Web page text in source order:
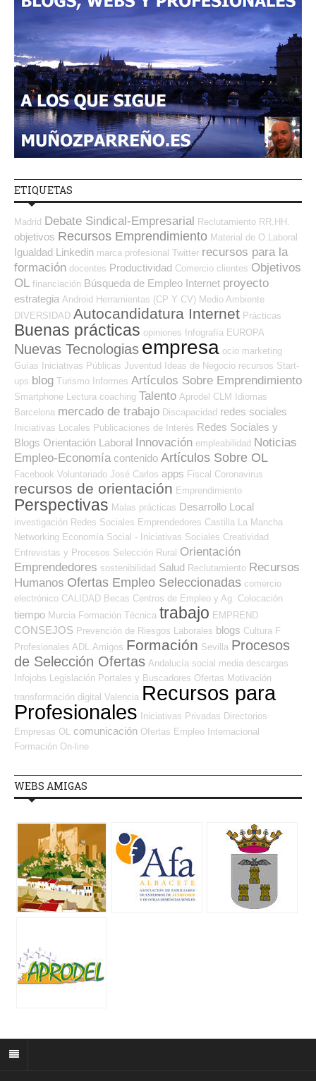
ETIQUETAS
Madrid Debate Sindical-Empresarial Reclutamiento RR.HH.
objetivos Recursos Emprendimiento Material de O.Laboral
Igualdad Linkedin marca profesional Twitter recursos para la
formación docentes Productividad Comercio clientes Objetivos
OL financiación Búsqueda de Empleo Internet proyecto
estrategia Android Herramientas (CP Y CV) Medio Ambiente
DIVERSIDAD Autocandidatura Internet Prácticas
Buenas prácticas opiniones Infografía EUROPA
Nuevas Tecnologias empresa ocio marketing
Guías Iniciativas Públicas Juventud Ideas de Negocio recursos Start-
ups blog Turismo Informes Artículos Sobre Emprendimiento
Smartphone Lectura coaching Talento Aprodel CLM Idiomas
Barcelona mercado de trabajo Discapacidad redes sociales
Iniciativas Locales Publicaciones de Interés Redes Sociales y
Blogs Orientación Laboral Innovación empleabilidad Noticias
Empleo-Economía contenido Artículos Sobre OL
Facebook Voluntariado José Carlos apps Fiscal Coronavirus
recursos de orientación Emprendimiento
Perspectivas Malas prácticas Desarrollo Local
investigación Redes Sociales Emprendedores Castilla La Mancha
Networking Economía Social - Iniciativas Sociales Creatividad
Entrevistas y Procesos Selección Rural Orientación
Emprendedores sostenibilidad Salud Reclutamiento Recursos
Humanos Ofertas Empleo Seleccionadas comercio
electrónico CALIDAD Becas Centros de Empleo y Ag. Colocación
tiempo Murcia Formación Técnica trabajo EMPREND
CONSEJOS Prevención de Riesgos Laborales blogs Cultura F
Profesionales ADL
Amigos Formación Sevilla Procesos
de Selección Ofertas Andalucía social media descargas
Infojobs Legislación Portales y Buscadores Ofertas Motivación
transformación digital Valencia Recursos para
Profesionales Iniciativas Privadas Directorios
Empresas OL
comunicación Ofertas Empleo Internacional
Formación On-line
WEBS AMIGAS